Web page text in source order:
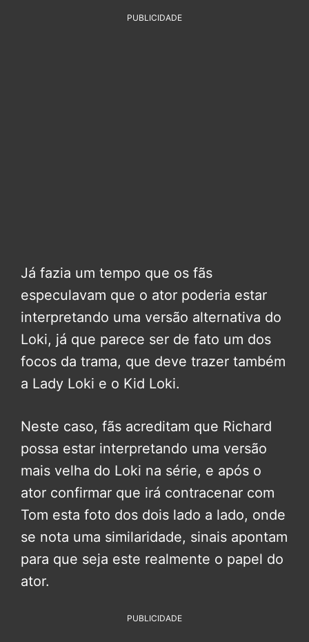
PUBLICIDADE
Já fazia um tempo que os fãs
especulavam que o ator poderia estar
interpretando uma versão alternativa do
Loki, já que parece ser de fato um dos
focos da trama, que deve trazer também
a Lady Loki e o Kid Loki.
Neste caso, fãs acreditam que Richard
possa estar interpretando uma versão
mais velha do Loki na série, e após o
ator confirmar que irá contracenar com
Tom esta foto dos dois lado a lado, onde
se nota uma similaridade, sinais apontam
para que seja este realmente o papel do
ator.
PUBLICIDADE